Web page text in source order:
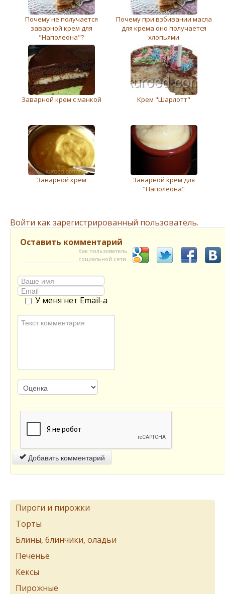
Почему не получается
заварной крем для
"Наполеона"?
Почему при взбивании масла
для крема оно получается
хлопьями
Заварной крем с манкой Крем "Шарлотт"
Заварной крeм
Заварной крем для
"Наполеона"
Войти как зарегистрированный пользователь.
Оставить комментарий
Как пользователь
социальной сети
У меня нет Email-а
Добавить комментарий
Пироги и пирожки
Торты
Блины, блинчики, оладьи
Печенье
Кексы
Пирожные